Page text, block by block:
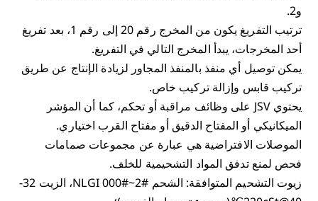
و2.
ترتيب التفريغ يكون من المخرج رقم 20 إلى رقم 1، بعد تفريغ
أحد المخرجات، يبدأ المخرج التالي في التفريغ.
يمكن توصيل أي منفذ بالمنفذ المجاور لزيادة الإنتاج عن طريق
تركيب قابس وإزالة تركيب خاص.
يحتوي JSV على وظائف مراقبة أو تحكم، كما أن المؤشر
الميكانيكي أو المفتاح الدقيق أو مفتاح القرب اختياري.
الموصلات الافتراضية هي عبارة عن مجموعات صمامات
فحص لمنع تدفق المواد التشحيمية للخلف.
زيوت التشحيم المتوافقة: الشحم NLGI 000#~2#، الزيت 32-